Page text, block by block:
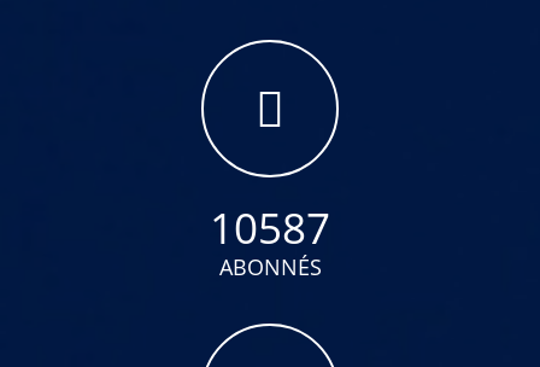
10587
ABONNÉS